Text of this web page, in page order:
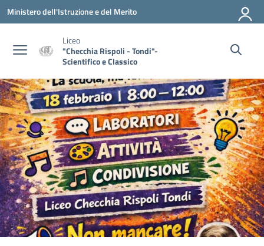
Vai ai contenuti
Vai al menu di navigazione
Vai al footer
Ministero dell'Istruzione e del Merito
Liceo
"Checchia Rispoli - Tondi"-
Scientifico e Classico